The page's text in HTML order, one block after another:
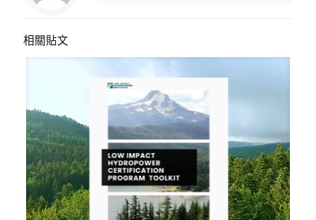
相關貼文